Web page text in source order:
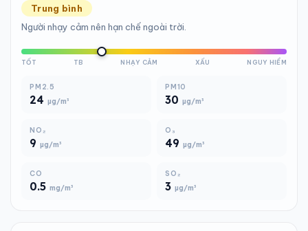
Trung bình
Người nhạy cảm nên hạn chế ngoài trời.
TỐT TB NHẠY CẢM XẤU NGUY HIỂM
PM2.5
24 µg/m³
PM10
30 µg/m³
NO₂
9 µg/m³
O₃
49 µg/m³
CO
0.5 mg/m³
SO₂
3 µg/m³